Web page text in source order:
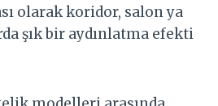
olarak koridor, salon ya
şık bir aydınlatma efekti